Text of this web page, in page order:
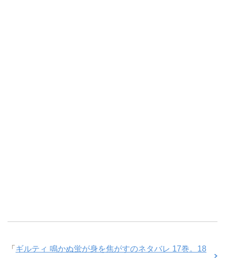
「 ギルティ 鳴かぬ蛍が身を焦がすのネタバレ 17巻。18